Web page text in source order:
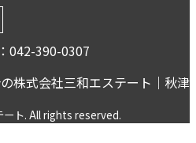
042-390-0307
株式会社三和エステート｜秋
ト. All rights reserved.